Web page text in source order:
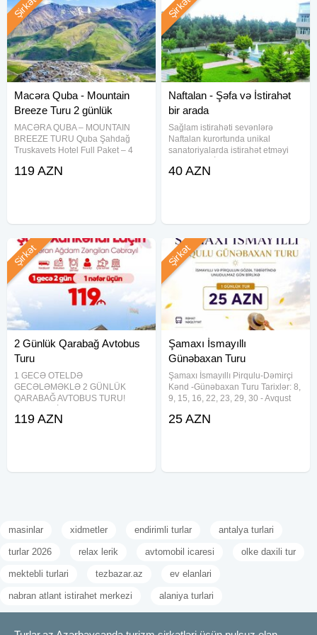
Macəra Quba - Mountain
Breeze Turu 2 günlük
MACƏRA QUBA – MOUNTAIN
BREEZE TURU Quba Şahdağ
Truskavets Hotel Full Paket – 4
━━━━━━━━━━━━━━ Tarixlər: 08-09
Şirkət
119 AZN
Naftalan - Şəfa və İstirahət
bir arada
Sağlam istirahəti sevənlərə
Naftalan kurortunda unikal
sanatoriyalarda istirahət etməyi
Sağlamlıq və istirahətin ən fərqli
Şirkət
40 AZN
2 Günlük Qarabağ Avtobus
Turu
1 GECƏ OTELDƏ
GECƏLƏMƏKLƏ 2 GÜNLÜK
QARABAĞ AVTOBUS TURU!
AĞDAM • ƏSGƏRAN • XOCALI •
Şirkət
119 AZN
Şamaxı İsmayıllı
Günəbaxan Turu
Şamaxı İsmayıllı Pirqulu-Dəmirçi
Kənd -Günəbaxan Turu Tarixlər: 8,
9, 15, 16, 22, 23, 29, 30 - Avqust
19, 20, 25, 26, 27 - Avqust
Şirkət
25 AZN
masinlar xidmetler endirimli turlar antalya turlari
turlar 2026 relax lerik avtomobil icaresi olke daxili tur
mektebli turlari tezbazar.az ev elanlari
nabran atlant istirahet merkezi alaniya turlari